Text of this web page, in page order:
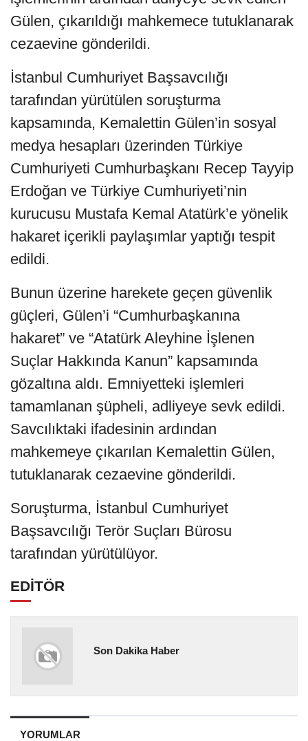
Gülen, çıkarıldığı mahkemece tutuklanarak
cezaevine gönderildi.
İstanbul Cumhuriyet Başsavcılığı
tarafından yürütülen soruşturma
kapsamında, Kemalettin Gülen’in sosyal
medya hesapları üzerinden Türkiye
Cumhuriyeti Cumhurbaşkanı Recep Tayyip
Erdoğan ve Türkiye Cumhuriyeti’nin
kurucusu Mustafa Kemal Atatürk’e yönelik
hakaret içerikli paylaşımlar yaptığı tespit
edildi.
Bunun üzerine harekete geçen güvenlik
güçleri, Gülen’i “Cumhurbaşkanına
hakaret” ve “Atatürk Aleyhine İşlenen
Suçlar Hakkında Kanun” kapsamında
gözaltına aldı. Emniyetteki işlemleri
tamamlanan şüpheli, adliyeye sevk edildi.
Savcılıktaki ifadesinin ardından
mahkemeye çıkarılan Kemalettin Gülen,
tutuklanarak cezaevine gönderildi.
Soruşturma, İstanbul Cumhuriyet
Başsavcılığı Terör Suçları Bürosu
tarafından yürütülüyor.
EDİTÖR
Son Dakika Haber
YORUMLAR